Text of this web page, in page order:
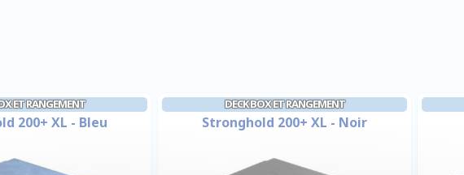
ET RANGEMENT
200+ XL - Bleu
DECK BOX ET RANGEMENT
Stronghold 200+ XL - Noir